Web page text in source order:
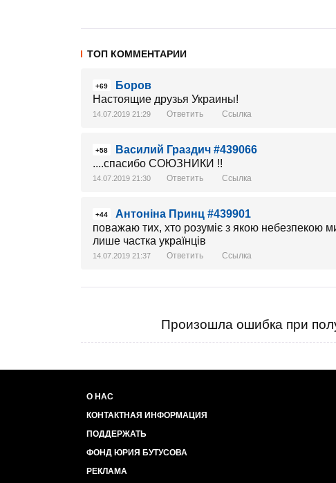
ТОП КОММЕНТАРИИ
+69
Боров
Настоящие друзья Украины!
14.07.2019 21:29 Ответить Ссылка
+58
Василий Граздич #439066
....спасибо СОЮЗНИКИ !!
14.07.2019 21:30 Ответить Ссылка
+44
Антоніна Принц #439901
поважаю тих, хто розуміє з якою небезпекою
лише частка українців
14.07.2019 21:37 Ответить Ссылка
Произошла ошибка при
О НАС
КОНТАКТНАЯ ИНФОРМАЦИЯ
ПОДДЕРЖАТЬ
ФОНД ЮРИЯ БУТУСОВА
РЕКЛАМА